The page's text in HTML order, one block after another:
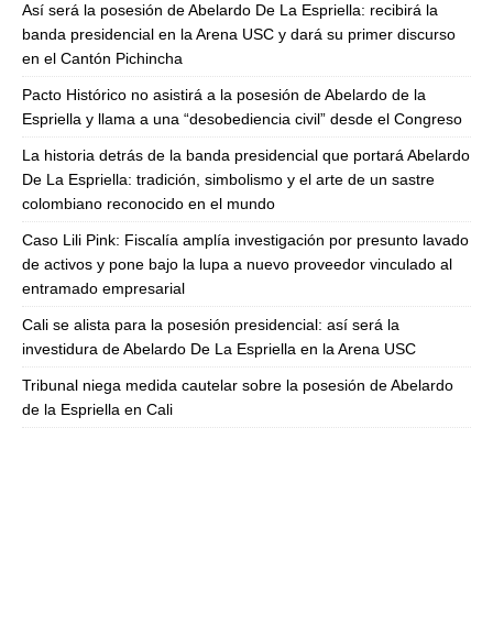
Así será la posesión de Abelardo De La Espriella: recibirá la
banda presidencial en la Arena USC y dará su primer discurso
en el Cantón Pichincha
Pacto Histórico no asistirá a la posesión de Abelardo de la
Espriella y llama a una “desobediencia civil” desde el Congreso
La historia detrás de la banda presidencial que portará Abelardo
De La Espriella: tradición, simbolismo y el arte de un sastre
colombiano reconocido en el mundo
Caso Lili Pink: Fiscalía amplía investigación por presunto lavado
de activos y pone bajo la lupa a nuevo proveedor vinculado al
entramado empresarial
Cali se alista para la posesión presidencial: así será la
investidura de Abelardo De La Espriella en la Arena USC
Tribunal niega medida cautelar sobre la posesión de Abelardo
de la Espriella en Cali